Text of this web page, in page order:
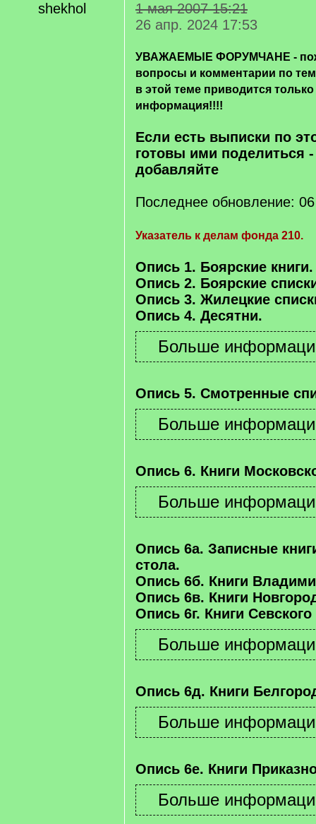
shekhol
1 мая 2007 15:21
26 апр. 2024 17:53
УВАЖАЕМЫЕ ФОРУМЧАНЕ -
вопросы и комментарии по
в этой теме приводится
информация!!!!
Если есть выписки по
готовы ими поделиться
добавляйте
Последнее обновление:
Указатель к делам фонда 210.
Опись 1. Боярские книги.
Опись 2. Боярские
Опись 3. Жилецкие
Опись 4. Десятни.
Опись 5. Смотренные
Опись 6. Книги
Опись 6а. Записные
стола.
Опись 6б. Книги
Опись 6в. Книги
Опись 6г. Книги Севского
Опись 6д. Книги
Опись 6е. Книги